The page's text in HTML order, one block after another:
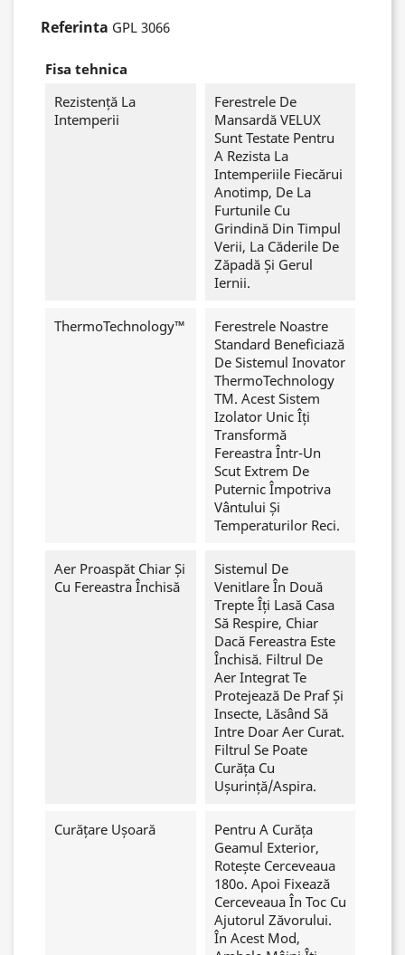
Referinta GPL 3066
Fisa tehnica
Rezistență La
Intemperii
Ferestrele De
Mansardă VELUX
Sunt Testate Pentru
A Rezista La
Intemperiile Fiecărui
Anotimp, De La
Furtunile Cu
Grindină Din Timpul
Verii, La Căderile De
Zăpadă Și Gerul
Iernii.
ThermoTechnology™
Ferestrele Noastre
Standard Beneficiază
De Sistemul Inovator
ThermoTechnology
TM. Acest Sistem
Izolator Unic Îți
Transformă
Fereastra Într-Un
Scut Extrem De
Puternic Împotriva
Vântului Și
Temperaturilor Reci.
Aer Proaspăt Chiar Și
Cu Fereastra Închisă
Sistemul De
Venitlare În Două
Trepte Îți Lasă Casa
Să Respire, Chiar
Dacă Fereastra Este
Închisă. Filtrul De
Aer Integrat Te
Protejează De Praf Și
Insecte, Lăsând Să
Intre Doar Aer Curat.
Filtrul Se Poate
Curăța Cu
Ușurință/aspira.
Curățare Ușoară
Pentru A Curăța
Geamul Exterior,
Rotește Cerceveaua
180o. Apoi Fixează
Cerceveaua În Toc Cu
Ajutorul Zăvorului.
În Acest Mod,